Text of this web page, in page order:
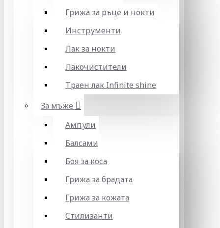
Грижа за ръце и нокти
Инструменти
Лак за нокти
Лакочистители
Траен лак Infinite shine
За мъже
Ампули
Балсами
Боя за коса
Грижа за брадата
Грижа за кожата
Стилизанти